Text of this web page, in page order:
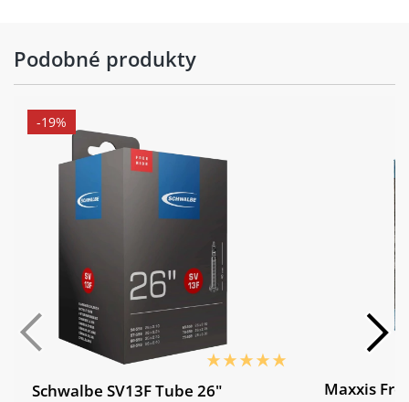
Podobné produkty
-19%
Schwalbe SV13F Tube 26" Maxxis